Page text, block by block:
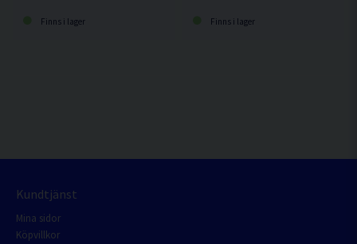
Finns i lager Finns i lager
Kundtjänst
Mina sidor
Köpvillkor